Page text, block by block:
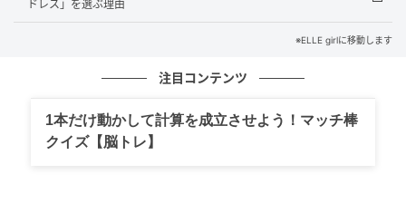
われたアリアナが「ありがとう」と返すシーンを引用
一連の出来事をさらりと受け流したアリアナに対し、
ろい」「あのコメディ動画を投稿して、写真も削除し
ないなんて！」「最高に堂々としている。まさに女
ドレス」を選ぶ理由
※ELLE girlに移動します
注目コンテンツ
1本だけ動かして計算を成立させよう！マッチ棒
クイズ【脳トレ】